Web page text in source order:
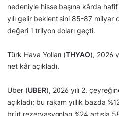
nedeniyle hisse başına kârda
yılı gelir beklentisini 85-87 milyar
değeri 1 trilyon doları geçti.
Türk Hava Yolları (THYAO), 2026
net kâr açıkladı.
Uber (UBER), 2026 yılı 2.
açıkladı; bu rakam yıllık bazda
brüt rezervasyonları %24 artışla